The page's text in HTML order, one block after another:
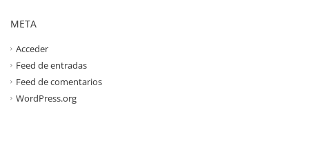
META
Acceder
Feed de entradas
Feed de comentarios
WordPress.org